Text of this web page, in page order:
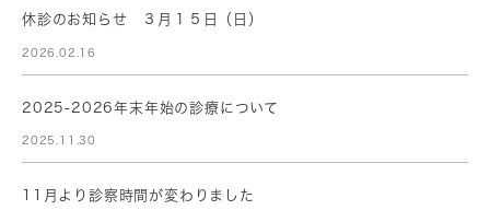
休診のお知らせ ３月１５日（日）
2026.02.16
2025-2026年末年始の診療について
2025.11.30
11月より診察時間が変わりました